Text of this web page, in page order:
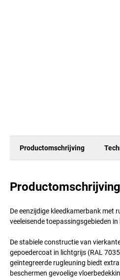
Productomschrijving
Productomschrijving
De eenzijdige kleedkamerbank
veeleisende toepassingsgebieden
De stabiele constructie van
gepoedercoat in lichtgrijs (RAL
geïntegreerde rugleuning biedt
beschermen gevoelige